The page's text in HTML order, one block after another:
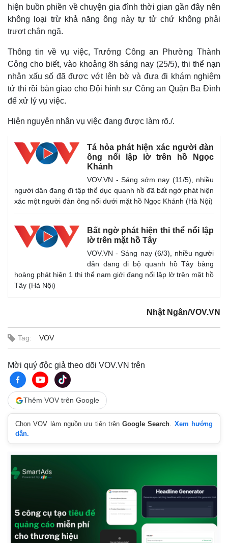
Thế giới
Quan sát
Cuộc sống đó đây
Hồ sơ
Multimedia
Video
Ảnh
E-Magazine
Infographic
hiện buồn phiền về chuyện gia đình thời gian gần đây nên
không loại trừ khả năng ông này tự tử chứ không phải
trượt chân ngã.
Thông tin về vụ việc, Trưởng Công an Phường Thành
Công cho biết, vào khoảng 8h sáng nay (25/5), thi thể nạn
nhân xấu số đã được vớt lên bờ và đưa đi khám nghiệm
tử thi rồi bàn giao cho Đội hình sự Công an Quận Ba Đình
để xử lý vụ việc.
Hiện nguyên nhân vụ việc đang được làm rõ./.
Tá hỏa phát hiện xác người đàn
ông nổi lập lờ trên hồ Ngọc
Khánh
VOV.VN - Sáng sớm nay (11/5), nhiều
người dân đang đi tập thể dục quanh hồ đã bất ngờ phát hiện
xác một người đàn ông nổi dưới mặt hồ Ngọc Khánh (Hà Nội)
Bất ngờ phát hiện thi thể nổi lập
lờ trên mặt hồ Tây
VOV.VN - Sáng nay (6/3), nhiều người
dân đang đi bộ quanh hồ Tây bàng
hoàng phát hiện 1 thi thể nam giới đang nổi lập lờ trên mặt hồ
Tây (Hà Nội)
Nhật Ngân/VOV.VN
Tag: VOV
Mời quý độc giả theo dõi VOV.VN trên
Thêm VOV trên Google
Chọn VOV làm nguồn ưu tiên trênGoogle Search. Xem hướng
dẫn.